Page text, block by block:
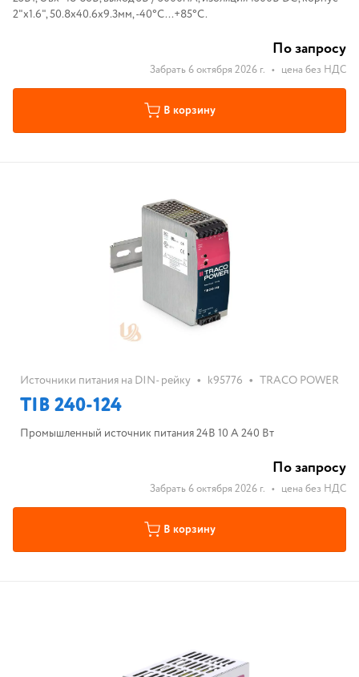
2"x1.6", 50.8x40.6x9.3мм, -40°С...+85°С.
По запросу
Забрать 6 октября 2026 г. • цена без НДС
В корзину
Источники питания на DIN- рейку • k95776 • TRACO POWER
TIB 240-124
Промышленный источник питания 24В 10 А 240 Вт
По запросу
Забрать 6 октября 2026 г. • цена без НДС
В корзину